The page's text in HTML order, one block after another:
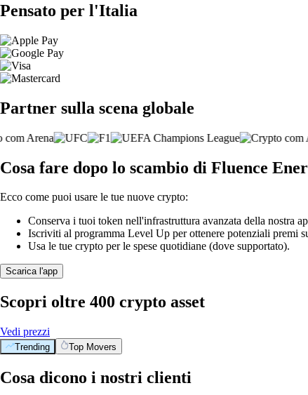
Pensato per l'Italia
Partner sulla scena globale
Cosa fare dopo lo scambio di Fluence
Ecco come puoi usare le tue nuove crypto:
Conserva i tuoi token nell'infrastruttura avanzata della nostra
Iscriviti al programma Level Up per ottenere potenziali premi
Usa le tue crypto per le spese quotidiane (dove supportato).
Scarica l'app
Scopri oltre 400 crypto asset
Vedi prezzi
Trending Top Movers
Cosa dicono i nostri clienti